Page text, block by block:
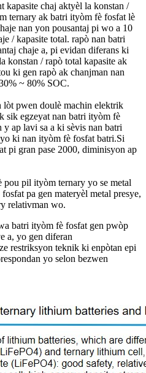
kapasite chaj aktyèl la konstan /
ternary ak batri ityòm fè fosfat lè
nan yon pousantaj pi wo a 10
/ kapasite total. rapò nan batri
chaje a, pi evidan diferans ki
konstan / rapò total kapasite ak
ki gen rapò ak chanjman nan
~ 80% SOC.
lòt pwen doulè machin elektrik
sik egzeyat nan batri ityòm fè
y ap lavi sa a ki sèvis nan batri
ki nan ityòm fè fosfat batri.Si
pi gran pase 2000, diminisyon ap
pou pil ityòm ternary yo se metal
pa gen materyèl metal presye,
relativman wo.
batri ityòm fè fosfat gen pwòp
a, yo gen diferan
restriksyon teknik ki enpòtan epi
yo selon bezwen